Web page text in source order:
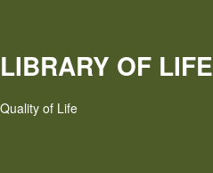
LIBRARY OF LIFE
Quality of Life